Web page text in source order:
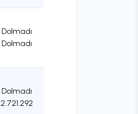
Dolmadı
Dolmadı
Dolmadı
2.721.292